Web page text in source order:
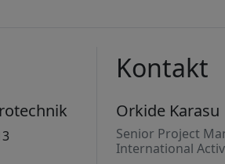
Kontakt
Orkide Karasu
Senior Project
International